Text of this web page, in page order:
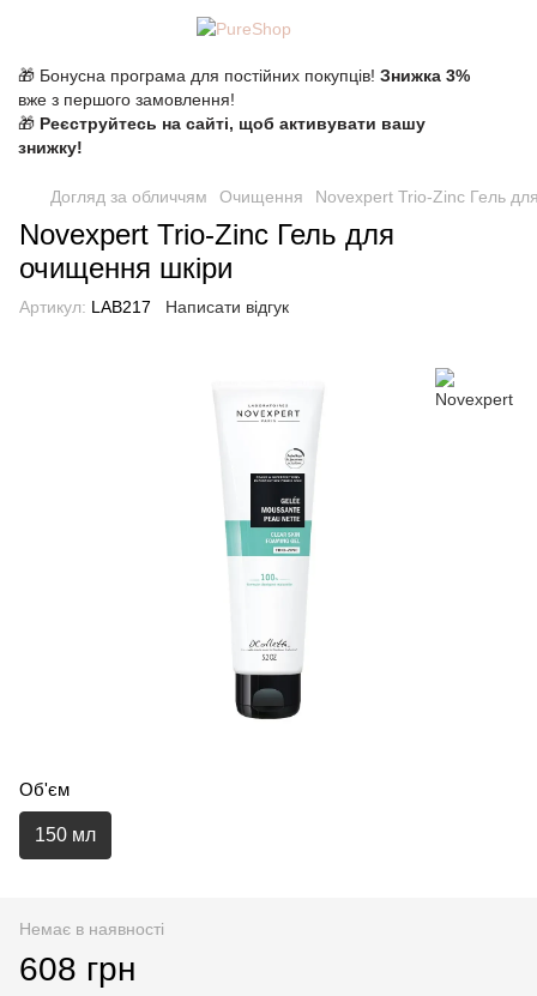
🎁 Бонусна програма для постійних покупців! Знижка 3%
вже з першого замовлення!
🎁 Реєструйтесь на сайті, щоб активувати вашу
знижку!
Догляд за обличчям Очищення Novexpert Trio-Zinc Гель
Novexpert Trio-Zinc Гель для
очищення шкіри
Артикул: LAB217 Написати відгук
Об'єм
150 мл
Немає в наявності
608 грн